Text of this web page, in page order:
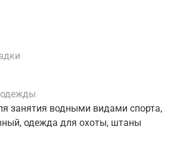
занятия водными видами спорта,
одежда для охоты, штаны